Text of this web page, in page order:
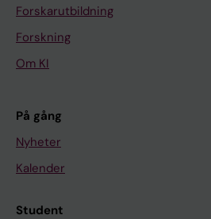
Forskarutbildning
Forskning
Om KI
På gång
Nyheter
Kalender
Student